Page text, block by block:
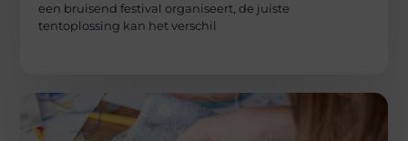
een bruisend festival organiseert, de juiste
tentoplossing kan het verschil